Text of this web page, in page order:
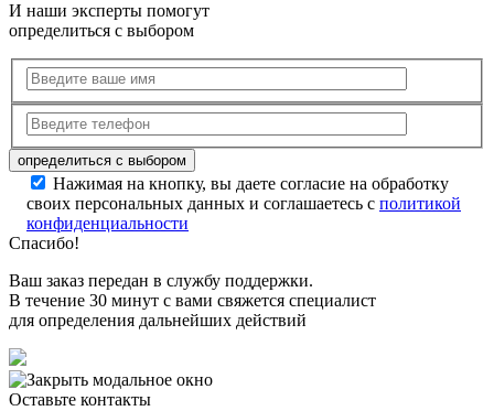
И наши эксперты помогут
определиться с выбором
Нажимая на кнопку, вы даете согласие на обработку
своих персональных данных и соглашаетесь с политикой
конфиденциальности
Спасибо!
Ваш заказ передан в службу поддержки.
В течение 30 минут с вами свяжется специалист
для определения дальнейших действий
Оставьте контакты